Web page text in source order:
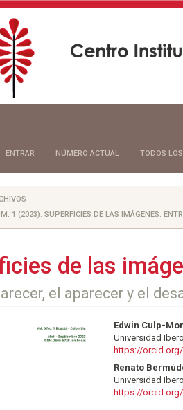
ENTRAR NÚMERO ACTUAL TODOS
1 (2023): SUPERFICIES DE LAS IMÁGENES:
de las
el aparecer y el
del
artículo
Edwin Culp-
Universidad
https://orcid.org/
Renato
Universidad
https://orcid.org/